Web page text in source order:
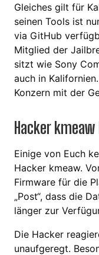
Gleiches gilt für
seinen Tools ist
via GitHub
Mitglied der
sitzt wie Sony
auch in
Konzern mit der
Hacker
Einige von Euch
Hacker kmeaw.
Firmware für die
„Post“, dass die
länger zur
Die Hacker
unaufgeregt.